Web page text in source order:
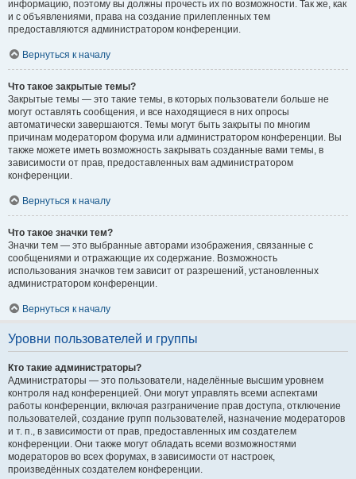
информацию, поэтому вы должны прочесть их по возможности. Так же, как
и с объявлениями, права на создание прилепленных тем
предоставляются администратором конференции.
Вернуться к началу
Что такое закрытые темы?
Закрытые темы — это такие темы, в которых пользователи больше не
могут оставлять сообщения, и все находящиеся в них опросы
автоматически завершаются. Темы могут быть закрыты по многим
причинам модератором форума или администратором конференции. Вы
также можете иметь возможность закрывать созданные вами темы, в
зависимости от прав, предоставленных вам администратором
конференции.
Вернуться к началу
Что такое значки тем?
Значки тем — это выбранные авторами изображения, связанные с
сообщениями и отражающие их содержание. Возможность
использования значков тем зависит от разрешений, установленных
администратором конференции.
Вернуться к началу
Уровни пользователей и группы
Кто такие администраторы?
Администраторы — это пользователи, наделённые высшим уровнем
контроля над конференцией. Они могут управлять всеми аспектами
работы конференции, включая разграничение прав доступа, отключение
пользователей, создание групп пользователей, назначение модераторов
и т. п., в зависимости от прав, предоставленных им создателем
конференции. Они также могут обладать всеми возможностями
модераторов во всех форумах, в зависимости от настроек,
произведённых создателем конференции.